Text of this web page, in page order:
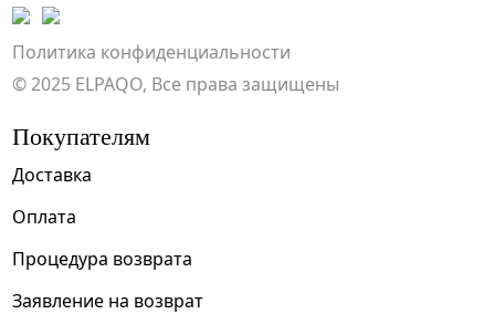
Политика конфиденциальности
© 2025 ELPAQO, Все права защищены
Покупателям
Доставка
Оплата
Процедура возврата
Заявление на возврат